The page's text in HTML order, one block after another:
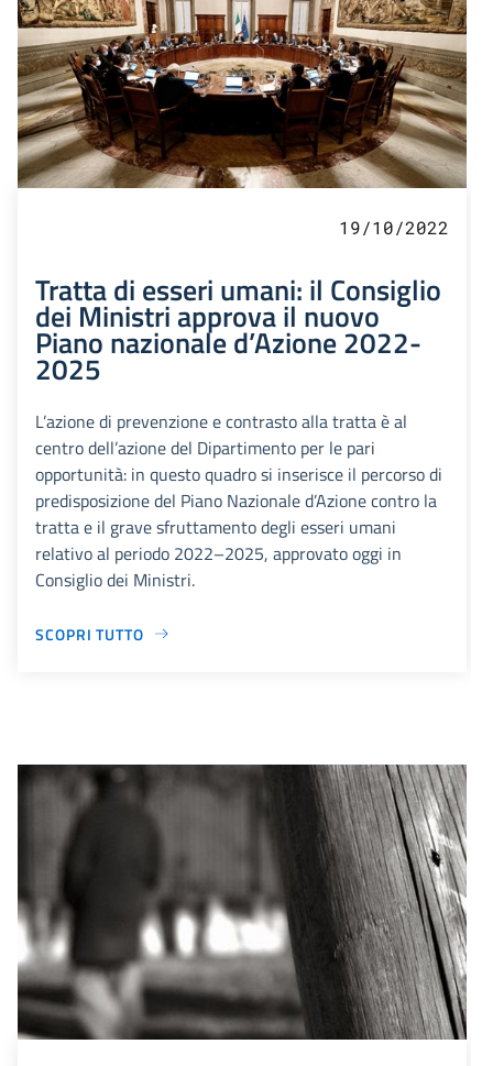
19/10/2022
Tratta di esseri umani: il Consiglio
dei Ministri approva il nuovo
Piano nazionale d’Azione 2022-
2025
L’azione di prevenzione e contrasto alla tratta è al
centro dell’azione del Dipartimento per le pari
opportunità: in questo quadro si inserisce il percorso di
predisposizione del Piano Nazionale d’Azione contro la
tratta e il grave sfruttamento degli esseri umani
relativo al periodo 2022–2025, approvato oggi in
Consiglio dei Ministri.
SCOPRI TUTTO